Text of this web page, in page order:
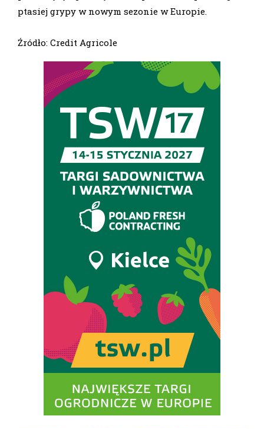
ptasiej grypy w nowym sezonie w Europie.
Źródło: Credit Agricole